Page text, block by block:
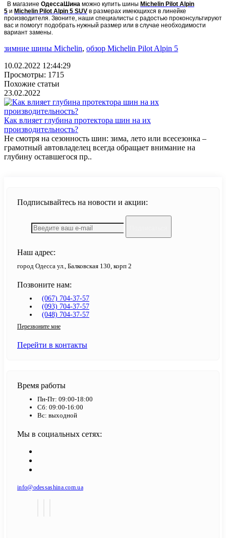
В магазине ОдессаШина можно купить шины Michelin Pilot Alpin
5 и Michelin Pilot Alpin 5 SUV в размерах имеющихся в линейке
производителя. Звоните, наши специалисты с радостью проконсультируют
вас и помогут подобрать нужный размер или в случае необходимости
вариант замены.
зимние шины Michelin, обзор Michelin Pilot Alpin 5
10.02.2022 12:44:29
Просмотры: 1715
Похожие статьи
23.02.2022
Как влияет глубина протектора шин на их
производительность?
Не смотря на сезонность шин: зима, лето или всесезонка –
грамотный автовладелец всегда обращает внимание на
глубину оставшегося пр..
Подписывайтесь на новости и акции:
Наш адрес:
город Одесса ул., Балковская 130, корп 2
Позвоните нам:
(067) 704-37-57
(093) 704-37-57
(048) 704-37-57
Перезвоните мне
Перейти в контакты
Время работы
Пн-Пт: 09:00-18:00
Сб: 09:00-16:00
Вс: выходной
Мы в социальных сетях:
info@odessashina.com.ua